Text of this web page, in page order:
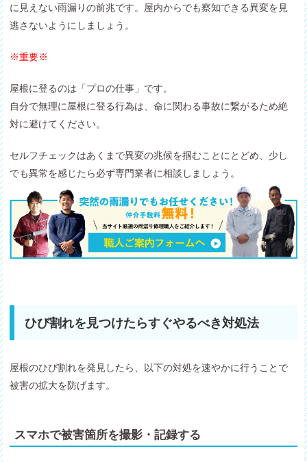
に見えない雨漏りの前兆です。屋内からでも察知できる異変を見
逃さないようにしましょう。
※重要※
屋根に登るのは「プロの仕事」です。
自分で無理に屋根に登る行為は、命に関わる事故に繋がるため絶
対に避けてください。
セルフチェックはあくまで異変の兆候を掴むことにとどめ、少し
でも異常を感じたら必ず専門業者に相談しましょう。
ひび割れを見つけたらすぐやるべき対処法
屋根のひび割れを発見したら、以下の対処を速やかに行うことで
被害の拡大を防げます。
スマホで被害箇所を撮影・記録する